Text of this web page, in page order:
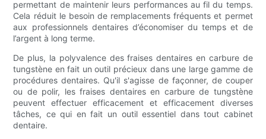
permettant de maintenir leurs performances au fil du temps.
Cela réduit le besoin de remplacements fréquents et permet
aux professionnels dentaires d’économiser du temps et de
l’argent à long terme.
De plus, la polyvalence des fraises dentaires en carbure de
tungstène en fait un outil précieux dans une large gamme de
procédures dentaires. Qu'il s'agisse de façonner, de couper
ou de polir, les fraises dentaires en carbure de tungstène
peuvent effectuer efficacement et efficacement diverses
tâches, ce qui en fait un outil essentiel dans tout cabinet
dentaire.